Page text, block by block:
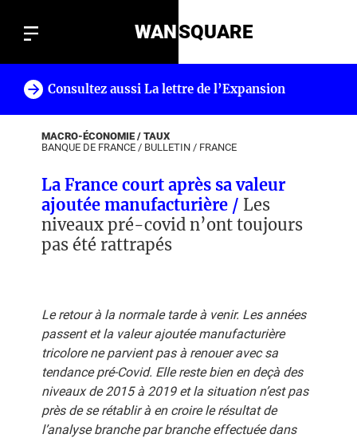
WANSQUARE
Consultez aussi La lettre de l’Expansion
MACRO-ÉCONOMIE / TAUX
BANQUE DE FRANCE / BULLETIN / FRANCE
La France court après sa valeur
ajoutée manufacturière / Les
niveaux pré-covid n’ont toujours
pas été rattrapés
Le retour à la normale tarde à venir. Les années
passent et la valeur ajoutée manufacturière
tricolore ne parvient pas à renouer avec sa
tendance pré-Covid. Elle reste bien en deçà des
niveaux de 2015 à 2019 et la situation n’est pas
près de se rétablir à en croire le résultat de
l’analyse branche par branche effectuée dans